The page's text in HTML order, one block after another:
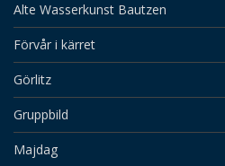
Alte Wasserkunst Bautzen
Förvår i kärret
Görlitz
Gruppbild
Majdag